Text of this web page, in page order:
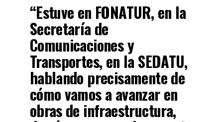
“Estuve en FONATUR, en la
Secretaría de
Comunicaciones y
Transportes, en la SEDATU,
hablando precisamente de
cómo vamos a avanzar en
obras de infraestructura,